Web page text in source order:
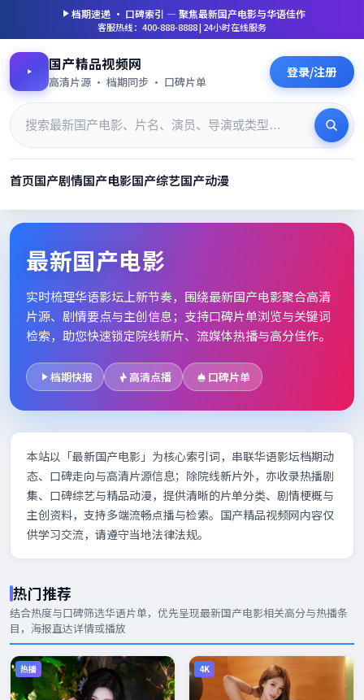
档期速递 · 口碑索引 — 聚焦最新国产电影与华语佳作
客服热线：400-888-8888 | 24小时在线服务
国产精品视频网
高清片源 · 档期同步 · 口碑片单
登录/注册
首页国产剧情国产电影国产综艺国产动漫
最新国产电影_高清片单档期
最新国产电影
实时梳理华语影坛上新节奏，围绕最新国产电影聚合高清
片源、剧情要点与主创信息；支持口碑片单浏览与关键词
检索，助您快速锁定院线新片、流媒体热播与高分佳作。
档期快报 高清点播 口碑片单
本站以「最新国产电影」为核心索引词，串联华语影坛档期动
态、口碑走向与高清片源信息；除院线新片外，亦收录热播剧
集、口碑综艺与精品动漫，提供清晰的片单分类、剧情梗概与
主创资料，支持多端流畅点播与检索。国产精品视频网内容仅
供学习交流，请遵守当地法律法规。
热门推荐
结合热度与口碑筛选华语片单，优先呈现最新国产电影相关高分与热播条
目，海报直达详情或播放
热播 4K